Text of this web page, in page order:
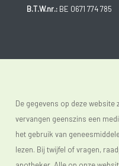
B.T.W.nr.:BE 0671 774 785
De gegevens op deze
vervangen geenszins een
het gebruik van
lezen. Bij twijfel of vragen,